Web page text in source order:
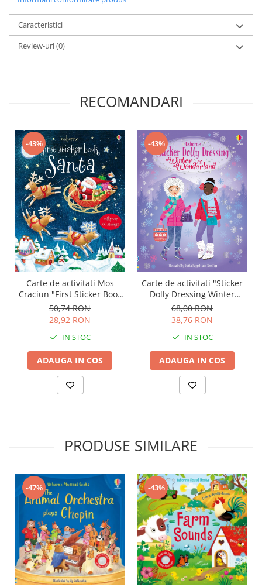
Caracteristici
Review-uri(0)
RECOMANDARI
-43%
Carte de activitati Mos
Craciun "First Sticker Book
Santa", 100 stickers,
Usborne
50,74 RON
28,92 RON
IN STOC
ADAUGA IN COS
-43%
Carte de activitati "Sticker
Dolly Dressing Winter
Wonderland", format A4,
Usborne
68,00 RON
38,76 RON
IN STOC
ADAUGA IN COS
PRODUSE SIMILARE
-47% -43%